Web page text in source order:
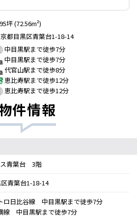
坪 (72.56m²)
都目黒区青葉台1-18-14
中目黒駅まで徒歩7分
中目黒駅まで徒歩7分
代官山駅まで徒歩8分
恵比寿駅まで徒歩12分
恵比寿駅まで徒歩12分
件情報
ス青葉台 3階
青葉台1-18-14
ロ日比谷線 中目黒駅まで徒歩7分
線 中目黒駅まで徒歩7分